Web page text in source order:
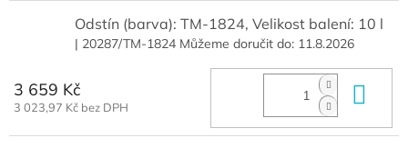
Odstín (barva): TM-1824, Velikost balení: 10 l
| 20287/TM-1824 Můžeme doručit do: 11.8.2026
3 659 Kč
3 023,97 Kč bez DPH